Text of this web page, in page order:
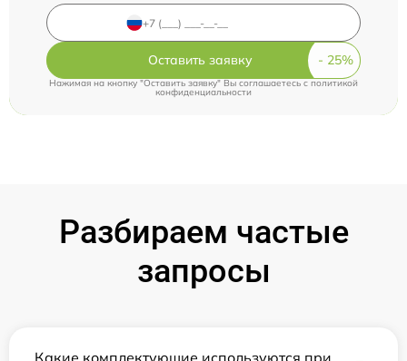
Оставить заявку
Нажимая на кнопку "Оставить заявку" Вы соглашаетесь cполитикой
конфиденциальности
Разбираем частые
запросы
Какие комплектующие используются при